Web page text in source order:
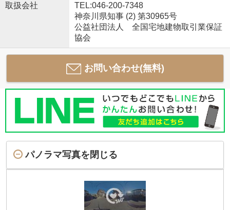
取扱会社
TEL:046-200-7348
神奈川県知事 (2) 第30965号
公益社団法人 全国宅地建物取引業保証
協会
お問い合わせ(無料)
パノラマ写真を閉じる